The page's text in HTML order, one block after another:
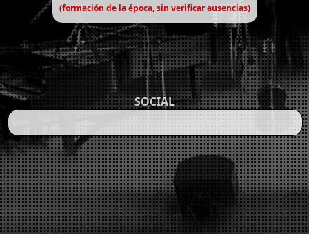
(formación de la época, sin verificar ausencias)
SOCIAL